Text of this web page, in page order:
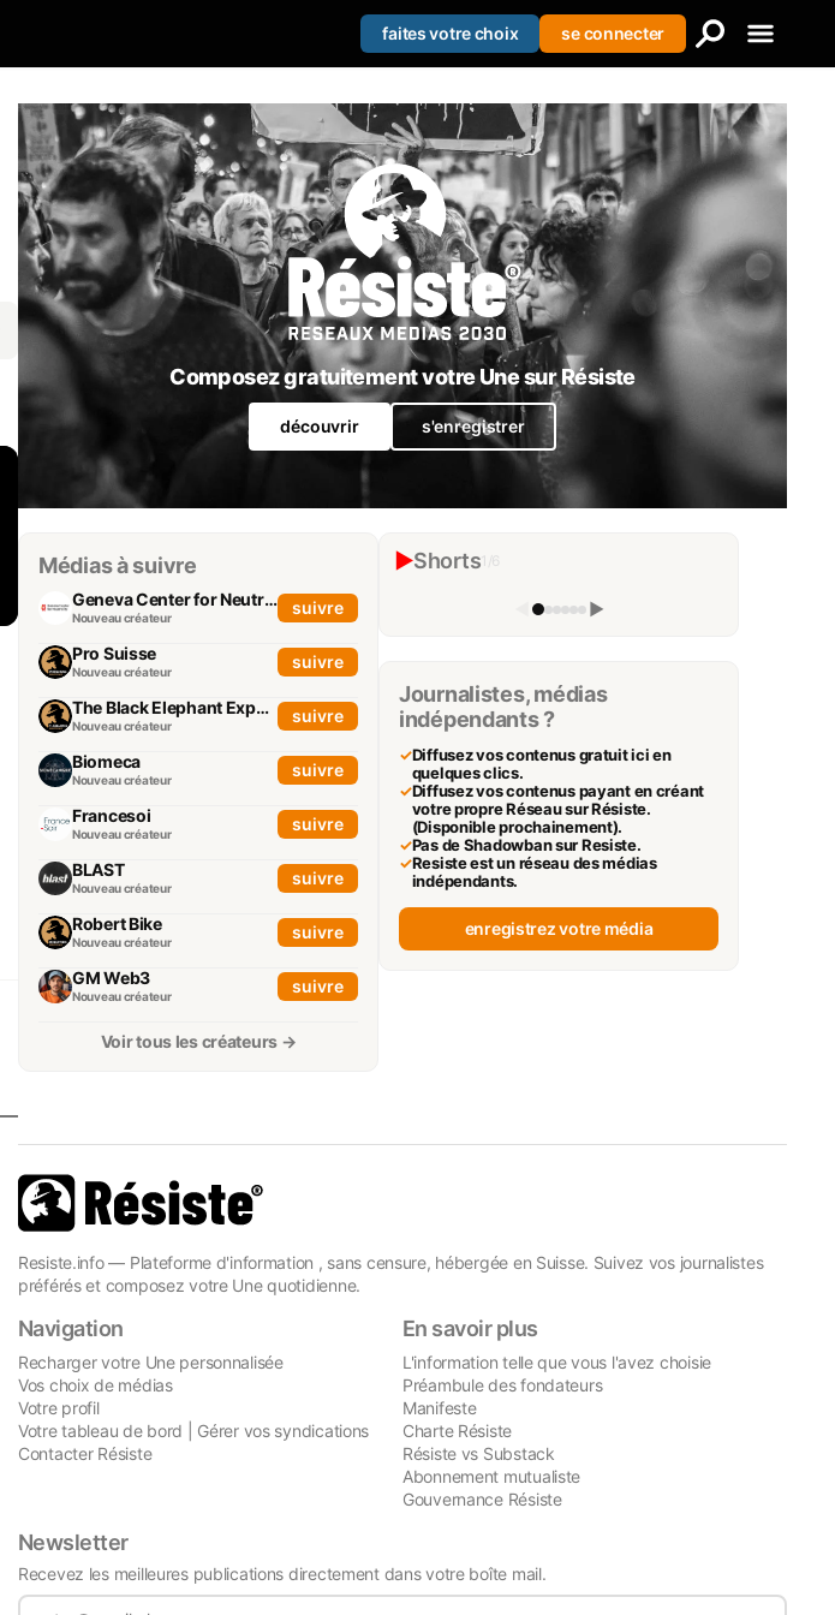
faites votre choix se connecter
Se connecter
S'enregistrer
Composez gratuitement votre Une sur Résiste
découvrir s'enregistrer
Médias à suivre
Geneva Center for Neutrality
Nouveau créateur
suivre
Pro Suisse
Nouveau créateur
suivre
The Black Elephant Experience
Nouveau créateur
suivre
Biomeca
Nouveau créateur
suivre
Francesoi
Nouveau créateur
suivre
BLAST
Nouveau créateur
suivre
Robert Bike
Nouveau créateur
suivre
GM Web3
Nouveau créateur
suivre
Voir tous les créateurs →
▶Shorts 1 /6
Canard Réfractaire
▶
Journalistes, médias
indépendants ?
✓Diffusez vos contenus gratuit ici en
quelques clics.
✓Diffusez vos contenus payant en créant
votre propre Réseau sur Résiste.
(Disponible prochainement).
✓Pas de Shadowban sur Resiste.
✓Resiste est un réseau des médias
indépendants.
enregistrez votre média
Resiste.info — Plateforme d'information , sans censure, hébergée en Suisse. Suivez vos journalistes
préférés et composez votre Une quotidienne.
Navigation
Recharger votre Une personnalisée
Vos choix de médias
Votre profil
Votre tableau de bord | Gérer vos syndications
Contacter Résiste
En savoir plus
L'information telle que vous l'avez choisie
Préambule des fondateurs
Manifeste
Charte Résiste
Résiste vs Substack
Abonnement mutualiste
Gouvernance Résiste
Newsletter
Recevez les meilleures publications directement dans votre boîte mail.